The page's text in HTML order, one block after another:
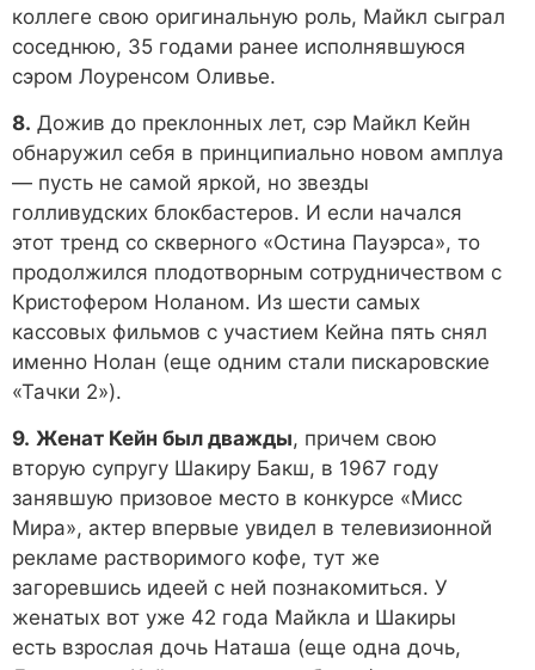
коллеге свою оригинальную роль, Майкл сыграл
соседнюю, 35 годами ранее исполнявшуюся
сэром Лоуренсом Оливье.
8. Дожив до преклонных лет, сэр Майкл Кейн
обнаружил себя в принципиально новом амплуа
— пусть не самой яркой, но звезды
голливудских блокбастеров. И если начался
этот тренд со скверного «Остина Пауэрса», то
продолжился плодотворным сотрудничеством с
Кристофером Ноланом. Из шести самых
кассовых фильмов с участием Кейна пять снял
именно Нолан (еще одним стали пискаровские
«Тачки 2»).
9. Женат Кейн был дважды, причем свою
вторую супругу Шакиру Бакш, в 1967 году
занявшую призовое место в конкурсе «Мисс
Мира», актер впервые увидел в телевизионной
рекламе растворимого кофе, тут же
загоревшись идеей с ней познакомиться. У
женатых вот уже 42 года Майкла и Шакиры
есть взрослая дочь Наташа (еще одна дочь,